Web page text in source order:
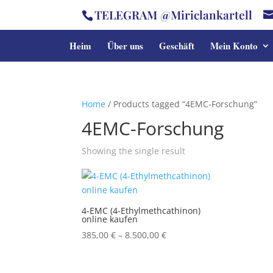
TELEGRAM @Miriclankartell
Heim Über uns Geschäft Mein Konto
Home / Products tagged “4EMC-Forschung”
4EMC-Forschung
Showing the single result
4-EMC (4-Ethylmethcathinon)
online kaufen
385,00€ – 8.500,00€Price